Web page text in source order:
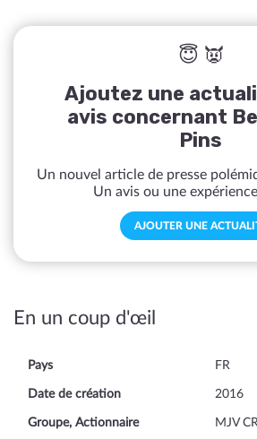
😇 👿
Ajoutez une
avis concernant
Pins
Un nouvel article de presse
Un avis ou une
AJOUTER UNE
En un coup d'œil
Pays FR
Date de création 2016
Groupe, Actionnaire MJV